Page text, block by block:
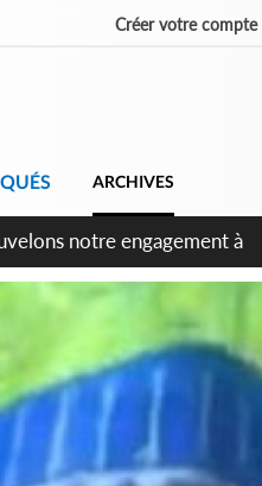
Créer votre compte
ARCHIVES
des amendements, un exclu